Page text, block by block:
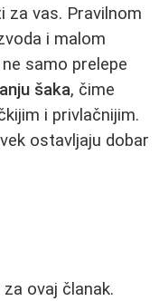
za vas. Pravilnom
i malom
samo prelepe
šaka, čime
i privlačnijim.
ostavljaju dobar
ovaj članak.